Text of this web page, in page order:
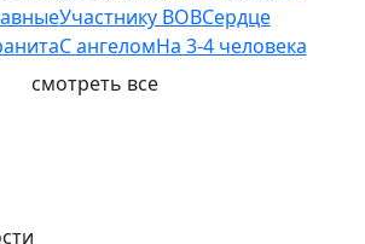
Участнику ВОВСердце
С ангеломНа 3-4 человека
смотреть все